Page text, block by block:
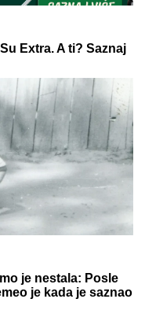
Extra. A ti? Saznaj
je nestala: Posle
je kada je saznao